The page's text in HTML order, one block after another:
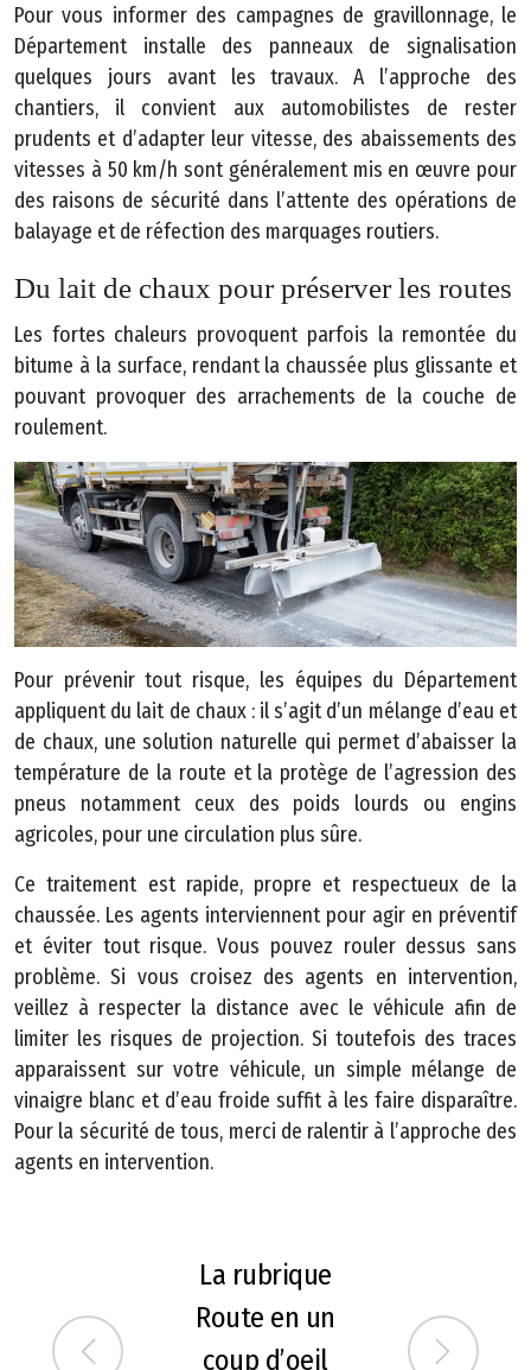
Pour vous informer des campagnes de gravillonnage, le
Département installe des panneaux de signalisation
quelques jours avant les travaux. A l’approche des
chantiers, il convient aux automobilistes de rester
prudents et d’adapter leur vitesse, des abaissements des
vitesses à 50 km/h sont généralement mis en œuvre pour
des raisons de sécurité dans l’attente des opérations de
balayage et de réfection des marquages routiers.
Du lait de chaux pour préserver les routes
Les fortes chaleurs provoquent parfois la remontée du
bitume à la surface, rendant la chaussée plus glissante et
pouvant provoquer des arrachements de la couche de
roulement.
Pour prévenir tout risque, les équipes du Département
appliquent du lait de chaux : il s’agit d’un mélange d’eau et
de chaux, une solution naturelle qui permet d’abaisser la
température de la route et la protège de l’agression des
pneus notamment ceux des poids lourds ou engins
agricoles, pour une circulation plus sûre.
Ce traitement est rapide, propre et respectueux de la
chaussée. Les agents interviennent pour agir en préventif
et éviter tout risque. Vous pouvez rouler dessus sans
problème. Si vous croisez des agents en intervention,
veillez à respecter la distance avec le véhicule afin de
limiter les risques de projection. Si toutefois des traces
apparaissent sur votre véhicule, un simple mélange de
vinaigre blanc et d’eau froide suffit à les faire disparaître.
Pour la sécurité de tous, merci de ralentir à l’approche des
agents en intervention.
La rubrique
Route en un
coup d’oeil
a
l
e
s
P
l
a
d
u
s
i
t
A
c
c
e
s
s
i
b
il
i
t
é
©
2
0
2
3